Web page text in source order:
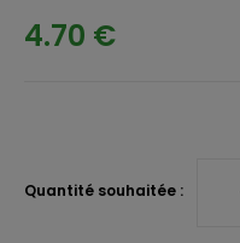
4.70 €
Quantité souhaitée :